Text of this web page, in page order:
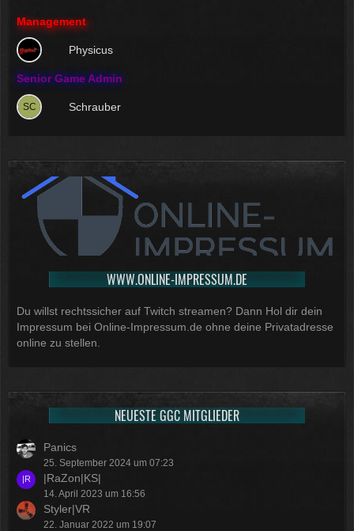
Management
Physicus
Senior Game Admin
Schrauber
WWW.ONLINE-IMPRESSUM.DE
Du willst rechtssicher auf Twitch streamen? Dann Hol dir dein
Impressum bei Online-Impressum.de ohne deine Privatadresse
online zu stellen.
NEUESTE GGC MITGLIEDER
Panics
25. September 2024 um 07:23
|RaZon|KS|
14. April 2023 um 16:56
Styler|VR
22. Januar 2022 um 19:07